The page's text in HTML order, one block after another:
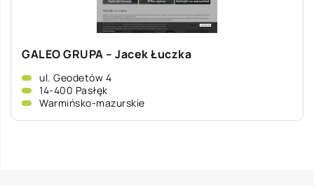
GALEO GRUPA – Jacek Łuczka
ul. Geodetów 4
14-400 Pasłęk
Warmińsko-mazurskie